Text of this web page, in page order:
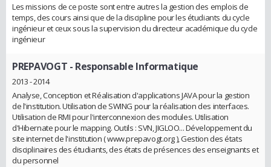
Les missions de ce poste sont entre autres la gestion des emplois de
temps, des cours ainsi que de la discipline pour les étudiants du cycle
ingénieur et ceux sous la supervision du directeur académique du cycle
ingénieur
PREPAVOGT - Responsable Informatique
2013 - 2014
Analyse, Conception et Réalisation d'applications JAVA pour la gestion
de l'institution. Utilisation de SWING pour la réalisation des interfaces.
Utilisation de RMI pour l'interconnexion des modules. Utilisation
d'Hibernate pour le mapping. Outils : SVN, JIGLOO... Développement du
site internet de l'institution ( www.prepavogt.org ), Gestion des états
disciplinaires des étudiants, des états de présences des enseignants et
du personnel